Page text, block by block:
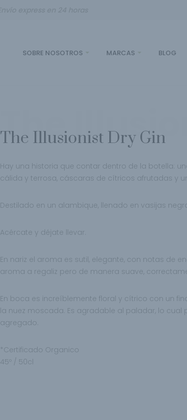
SOBRE NOSOTROS MARCAS BLOG
The
The Illusionist Dry Gin
Hay una historia que contar dentro de la botella:
cálida y terrosa, cáscaras de cítricos afrutadas y
Destilado en un alambique, llenado en vasijas
Acércate y déjate llevar.
En nariz el aroma es sutil, elegante, con notas de
aroma a regaliz pero de manera suave,
En boca es increíblemente floral y cítrico con un
la nuez moscada. Es agradable al paladar, lo
agregado.
*Certificado Organico
45º / 50cl